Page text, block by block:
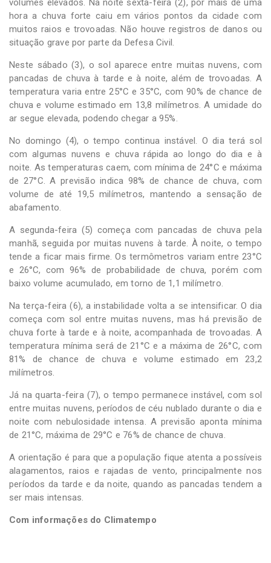
hora a chuva forte caiu em vários pontos da cidade com
muitos raios e trovoadas. Não houve registros de danos ou
situação grave por parte da Defesa Civil.
Neste sábado (3), o sol aparece entre muitas nuvens, com
pancadas de chuva à tarde e à noite, além de trovoadas. A
temperatura varia entre 25°C e 35°C, com 90% de chance de
chuva e volume estimado em 13,8 milímetros. A umidade do
ar segue elevada, podendo chegar a 95%.
No domingo (4), o tempo continua instável. O dia terá sol
com algumas nuvens e chuva rápida ao longo do dia e à
noite. As temperaturas caem, com mínima de 24°C e máxima
de 27°C. A previsão indica 98% de chance de chuva, com
volume de até 19,5 milímetros, mantendo a sensação de
abafamento.
A segunda-feira (5) começa com pancadas de chuva pela
manhã, seguida por muitas nuvens à tarde. À noite, o tempo
tende a ficar mais firme. Os termômetros variam entre 23°C
e 26°C, com 96% de probabilidade de chuva, porém com
baixo volume acumulado, em torno de 1,1 milímetro.
Na terça-feira (6), a instabilidade volta a se intensificar. O dia
começa com sol entre muitas nuvens, mas há previsão de
chuva forte à tarde e à noite, acompanhada de trovoadas. A
temperatura mínima será de 21°C e a máxima de 26°C, com
81% de chance de chuva e volume estimado em 23,2
milímetros.
Já na quarta-feira (7), o tempo permanece instável, com sol
entre muitas nuvens, períodos de céu nublado durante o dia e
noite com nebulosidade intensa. A previsão aponta mínima
de 21°C, máxima de 29°C e 76% de chance de chuva.
A orientação é para que a população fique atenta a possíveis
alagamentos, raios e rajadas de vento, principalmente nos
períodos da tarde e da noite, quando as pancadas tendem a
ser mais intensas.
Com informações do Climatempo